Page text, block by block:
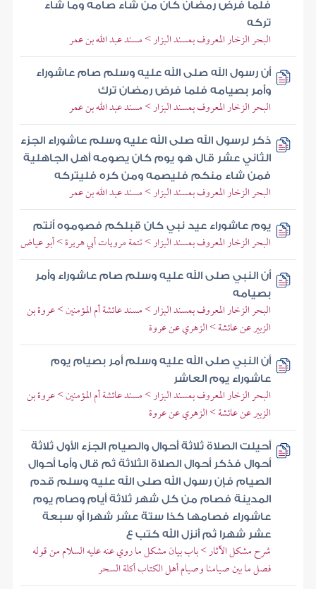
فلما فرض رمضان كان من شاء صامه وما شاء
تركه
البحر الزخار المعروف بمسند البزار > مسند عبد الله بن عمر
أن رسول الله صلى الله عليه وسلم صام عاشوراء
وأمر بصيامه فلما فرض رمضان ترك
البحر الزخار المعروف بمسند البزار > مسند عبد الله بن عمر
ذكر لرسول الله صلى الله عليه وسلم عاشوراء الجزء
الثاني عشر قال هو يوم كان يصومه أهل الجاهلية
فمن شاء منكم فليصمه ومن كره فليتركه
البحر الزخار المعروف بمسند البزار > مسند عبد الله بن عمر
يوم عاشوراء عيد نبي كان قبلكم فصوموه أنتم
البحر الزخار المعروف بمسند البزار > تتمة مرويات أبي هريرة > أبو عياض
أن النبي صلى الله عليه وسلم صام عاشوراء وأمر
بصيامه
البحر الزخار المعروف بمسند البزار > مسند عائشة أم المؤمنين > عروة بن
الزبير عن عائشة > الزهري عن عروة
أن النبي صلى الله عليه وسلم أمر بصيام يوم
عاشوراء يوم العاشر
البحر الزخار المعروف بمسند البزار > مسند عائشة أم المؤمنين > عروة بن
الزبير عن عائشة > الزهري عن عروة
أحيلت الصلاة ثلاثة أحوال والصيام الجزء الأول ثلاثة
أحوال فذكر أحوال الصلاة الثلاثة ثم قال وأما أحوال
الصيام فإن رسول الله صلى الله عليه وسلم قدم
المدينة فصام من كل شهر ثلاثة أيام وصام يوم
عاشوراء فصامها كذا ستة عشر شهرا أو سبعة
عشر شهرا ثم أنزل الله كتب ع
شرح مشكل الآثار > باب بيان مشكل ما روي عنه عليه السلام من قوله
فصل ما بين صيامنا وصيام أهل الكتاب أكلة السحر